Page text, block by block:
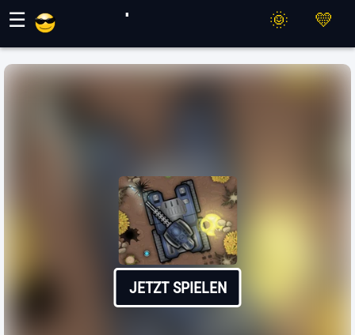
☰
JETZT SPIELEN